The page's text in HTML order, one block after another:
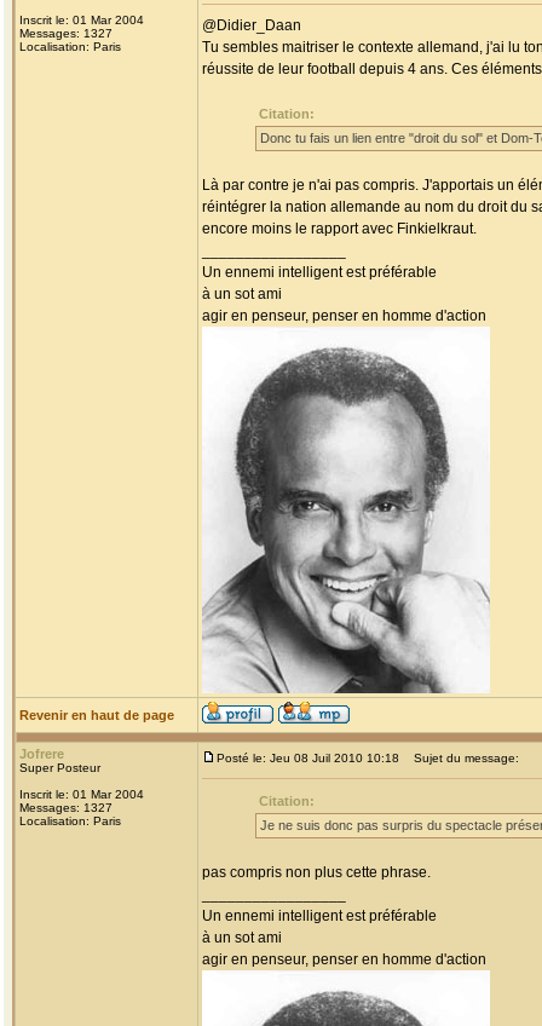
Inscrit le: 01 Mar 2004
Messages: 1327
Localisation: Paris
@Didier_Daan
Tu sembles maitriser le contexte allemand, j'ai lu
réussite de leur football depuis 4 ans. Ces
Citation:
Donc tu fais un lien entre "droit du sol" et
Là par contre je n'ai pas compris. J'apportais un
réintégrer la nation allemande au nom du droit du
encore moins le rapport avec Finkielkraut.
Un ennemi intelligent est préférable
à un sot ami
agir en penseur, penser en homme d'action
Revenir en haut de page
Jofrere
Super Posteur
Inscrit le: 01 Mar 2004
Messages: 1327
Localisation: Paris
Posté le: Jeu 08 Juil 2010 10:18 Sujet du message:
Citation:
Je ne suis donc pas surpris du spectacle
pas compris non plus cette phrase.
Un ennemi intelligent est préférable
à un sot ami
agir en penseur, penser en homme d'action